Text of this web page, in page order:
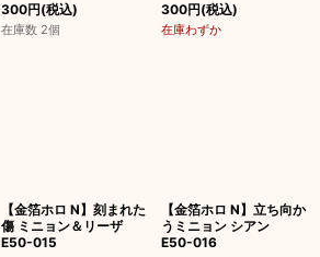
300円(税込)
在庫数 2個
300円(税込)
在庫わずか
【金箔ホロ N】刻まれた
傷 ミニョン＆リーザ
E50-015
【金箔ホロ N】立ち向か
うミニョン シアン
E50-016